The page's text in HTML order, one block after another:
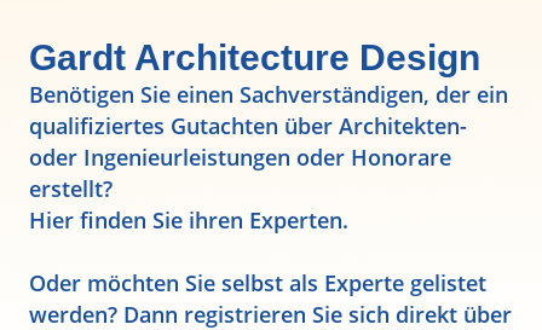
Gardt Architecture Design
Benötigen Sie einen Sachverständigen, der ein
qualifiziertes Gutachten über Architekten-
oder Ingenieurleistungen oder Honorare
erstellt?
Hier finden Sie ihren Experten.
Oder möchten Sie selbst als Experte gelistet
werden? Dann registrieren Sie sich direkt über